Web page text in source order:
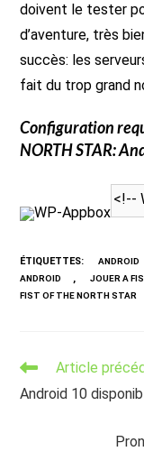
doivent le tester
d’aventure, très
succès: les
fait du trop grand
Configuration
NORTH STAR:
WP-Appbox
ÉTIQUETTES: ANDROID
ANDROID
, JOUER A
FIST OF THE NORTH STAR
Read
articles
Article
Android 10